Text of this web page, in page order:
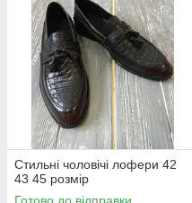
Стильні чоловічі лофери 42
43 45 розмір